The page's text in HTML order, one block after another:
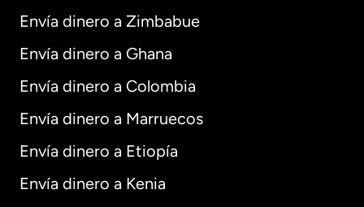
Envía dinero a Zimbabue
Envía dinero a Ghana
Envía dinero a Colombia
Envía dinero a Marruecos
Envía dinero a Etiopía
Envía dinero a Kenia